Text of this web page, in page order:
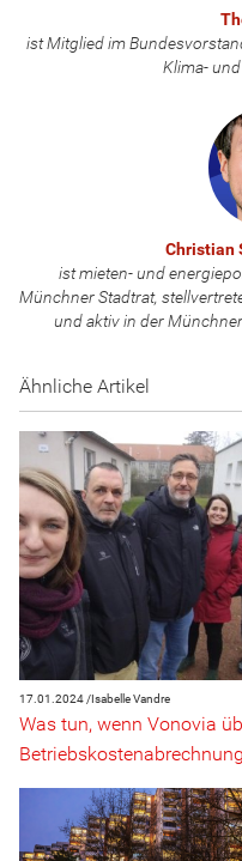
ist Mitglied im
Klima-
Christian
ist mieten- und
Münchner Stadtrat,
und aktiv in der
Ähnliche Artikel
17.01.2024 /Isabelle Vandre
Was tun, wenn Vonovia